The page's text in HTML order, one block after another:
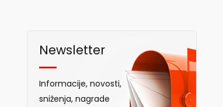
Newsletter
Informacije, novosti,
sniženja, nagrade